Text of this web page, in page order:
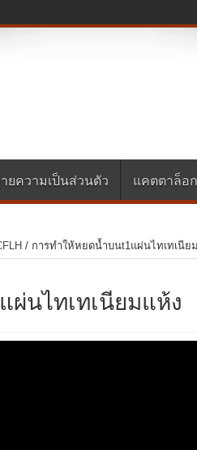
ยความเป็นส่วนตัว แคตตาล็อก
/ การทำให้หยดน้ำบนt1แผ่นไทเทเนีย
นไทเทเนียมแห้ง